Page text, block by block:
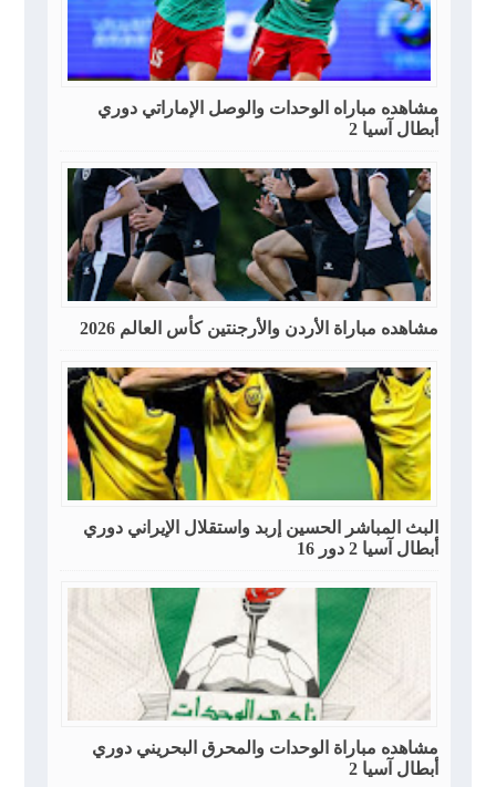
مشاهده مباراه الوحدات والوصل الإماراتي دوري
أبطال آسيا 2
مشاهده مباراة الأردن والأرجنتين كأس العالم 2026
البث المباشر الحسين إربد واستقلال الإيراني دوري
أبطال آسيا 2 دور 16
مشاهده مباراة الوحدات والمحرق البحريني دوري
أبطال آسيا 2